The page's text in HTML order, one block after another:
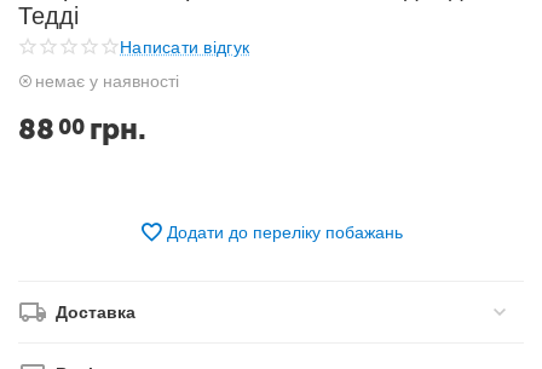
Тедді
Написати відгук
немає у наявності
88 00 грн.
Додати до переліку побажань
Доставка